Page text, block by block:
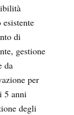
di
gestione
da
per
5 anni
degli